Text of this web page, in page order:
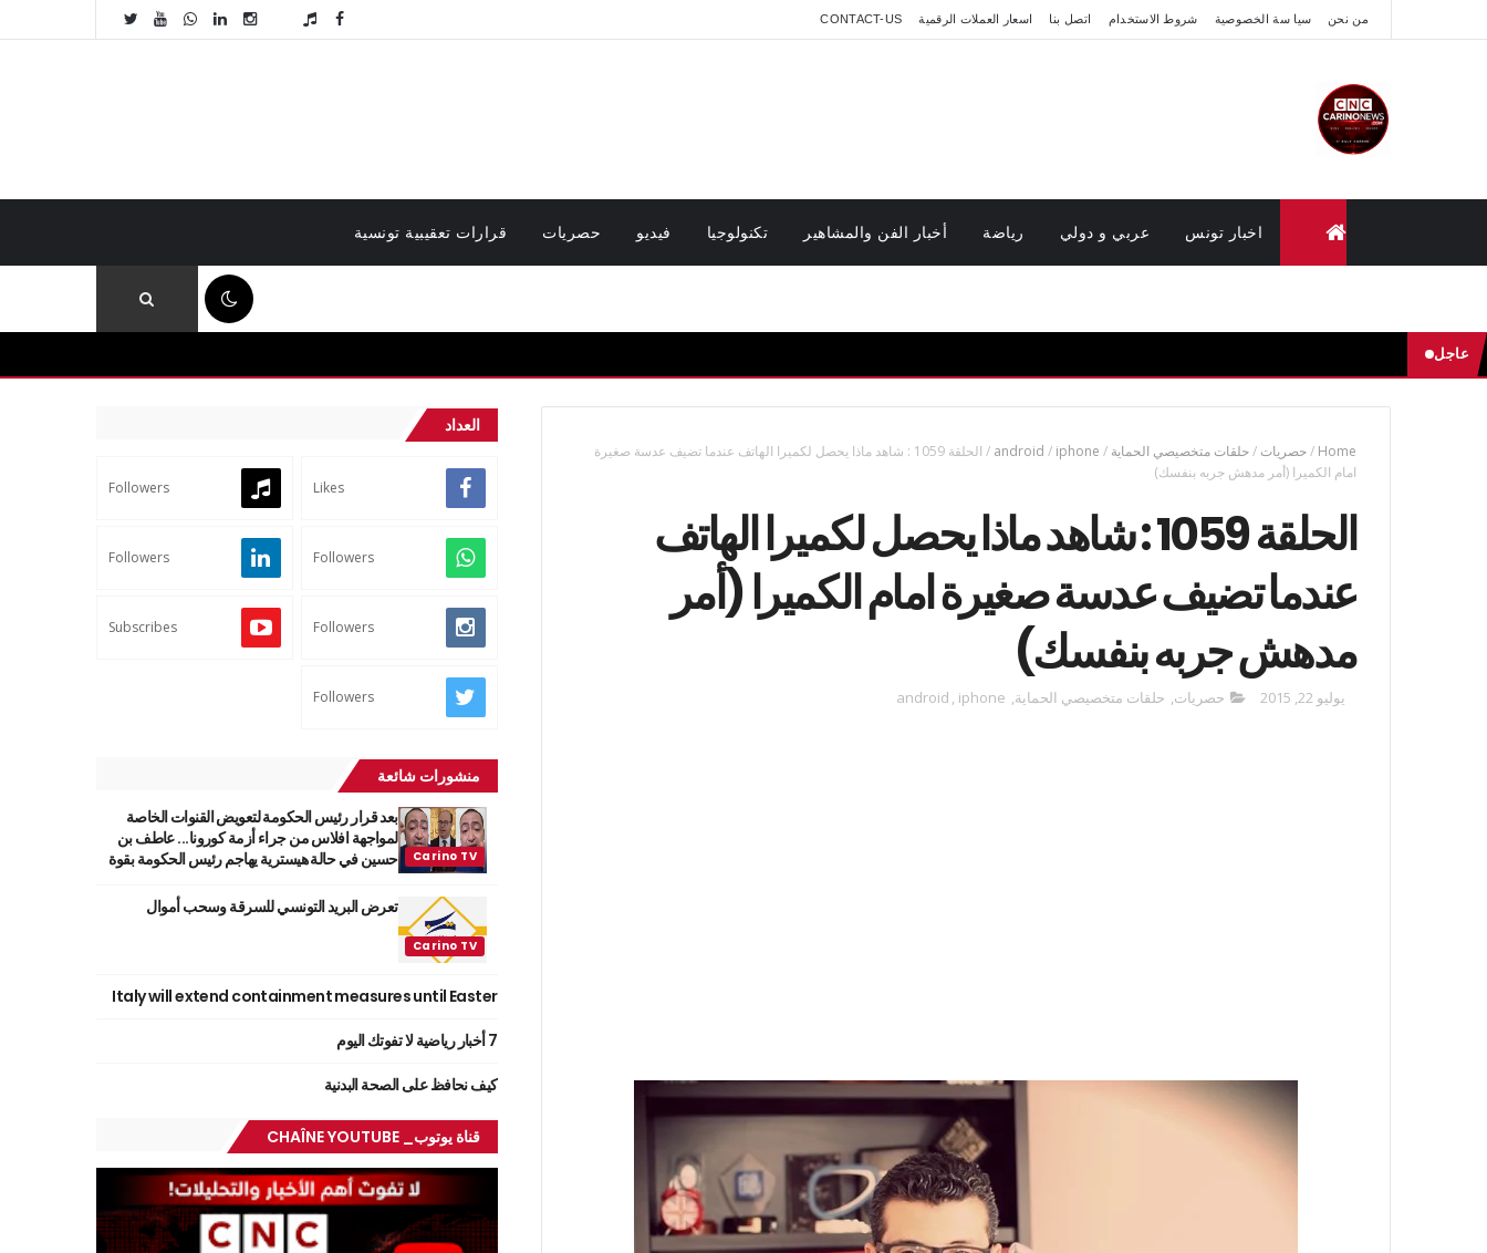
من نحن سيا سة الخصوصية شروط الاستخدام اتصل بنا اسعار العملات الرقمية CONTACT-US
اخبار تونس عربي و دولي رياضة أخبار الفن والمشاهير تكنولوجيا فيديو حصريات قرارات تعقيبية تونسية
عاجل
Home
/حصريات /حلقات متخصيصي الحماية /
android / iphone
/
الحلقة 1059 : شاهد ماذا يحصل لكميرا الهاتف عندما تضيف عدسة صغيرة
امام الكميرا (أمر مدهش جربه بنفسك)
الحلقة 1059 : شاهد ماذا يحصل لكميرا الهاتف
عندما تضيف عدسة صغيرة امام الكميرا (أمر
مدهش جربه بنفسك)
يوليو 22, 2015 حصريات, حلقات متخصيصي الحماية,
android , iphone
العداد
Likes
Followers
Followers
Followers
Followers
Subscribes
Followers
منشورات شائعة
بعد قرار رئيس الحكومة لتعويض القنوات الخاصة
لمواجهة افلاس من جراء أزمة كورونا... عاطف بن
حسين في حالة هيسترية يهاجم رئيس الحكومة بقوة
تعرض البريد التونسي للسرقة وسحب أموال
Italy will extend containment measures until Easter
7 أخبار رياضية لا تفوتك اليوم
كيف نحافظ على الصحة البدنية
قناة يوتوب_ CHAÎNE YOUTUBE